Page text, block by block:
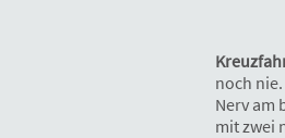
noch
Nerv am
mit zwei